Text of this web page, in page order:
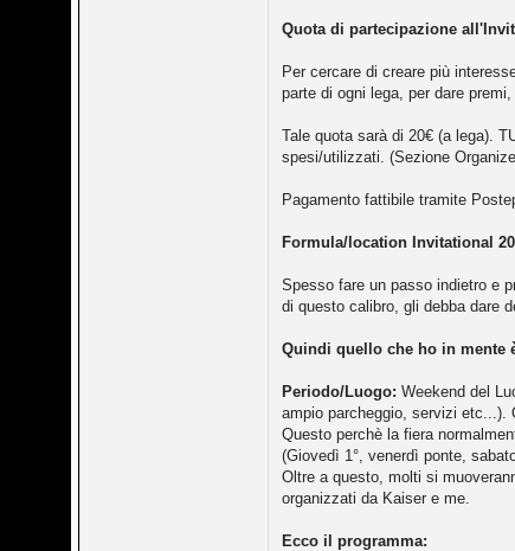
Quota di partecipazione
Per cercare di creare più
parte di ogni lega, per dare
Tale quota sarà di 20€ (a lega).
spesi/utilizzati. (Sezione
Pagamento fattibile tramite
Formula/location Invitational
Spesso fare un passo indietro e
di questo calibro, gli debba dare
Quindi quello che ho in mente
Periodo/Luogo: Weekend del
ampio parcheggio, servizi etc...).
Questo perchè la fiera
(Giovedì 1°, venerdì ponte,
Oltre a questo, molti si
organizzati da Kaiser e me.
Ecco il programma: